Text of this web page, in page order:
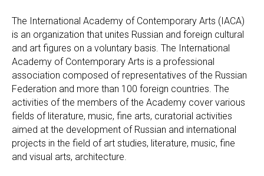
The International Academy of Contemporary Arts (IACA)
is an organization that unites Russian and foreign cultural
and art figures on a voluntary basis. The International
Academy of Contemporary Arts is a professional
association composed of representatives of the Russian
Federation and more than 100 foreign countries. The
activities of the members of the Academy cover various
fields of literature, music, fine arts, curatorial activities
aimed at the development of Russian and international
projects in the field of art studies, literature, music, fine
and visual arts, architecture.